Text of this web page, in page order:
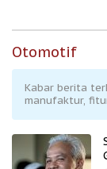
Otomotif
Kabar berita
manufaktur,